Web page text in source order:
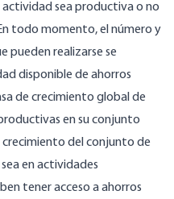
sea productiva o no
todo momento, el número y
pueden realizarse se
disponible de ahorros
de crecimiento global de
en su conjunto
del conjunto de
en actividades
tener acceso a ahorros